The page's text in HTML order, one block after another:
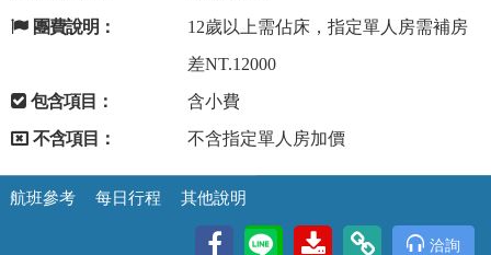
團費說明：
12歲以上需佔床，指定單人房需補房
差NT.12000
包含項目：
含小費
不含項目：
不含指定單人房加價
航班參考 每日行程 其他說明
洽詢